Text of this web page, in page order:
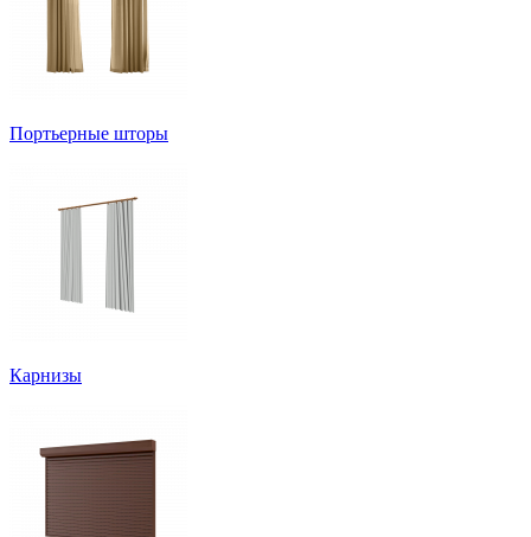
Портьерные шторы
Карнизы